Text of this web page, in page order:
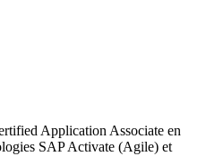
Application Associate en
SAP Activate (Agile) et